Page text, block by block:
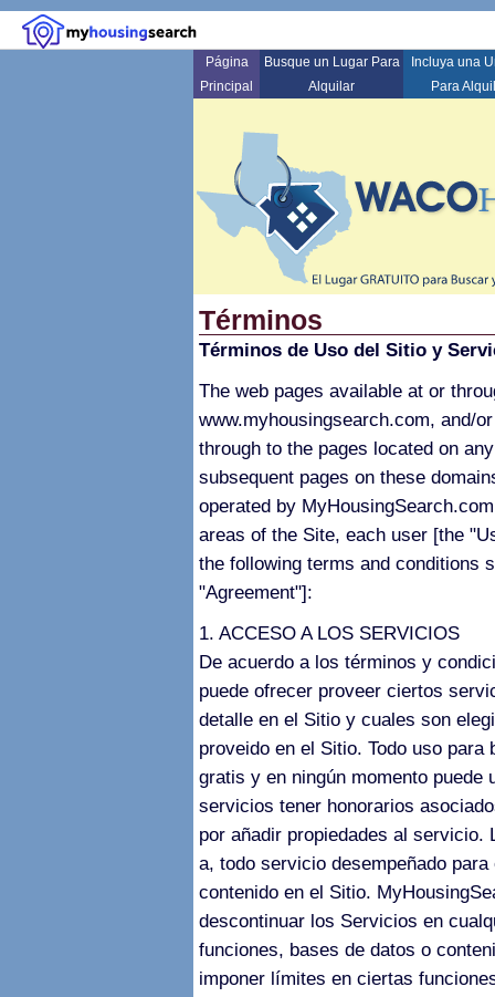
Página
Principal
Busque un Lugar Para
Alquilar
Incluya una
Para
Términos
Términos de Uso del Sitio y
The web pages available at or
www.myhousingsearch.com, and/
through to the pages located on
subsequent pages on these
operated by
areas of the Site, each user [the
the following terms and conditions
"Agreement"]:
1. ACCESO A LOS SERVICIOS
De acuerdo a los términos y
puede ofrecer proveer ciertos
detalle en el Sitio y cuales son
proveido en el Sitio. Todo uso
gratis y en ningún momento
servicios tener honorarios
por añadir propiedades al
a, todo servicio desempeñado
contenido en el Sitio.
descontinuar los Servicios en
funciones, bases de datos o
imponer límites en ciertas